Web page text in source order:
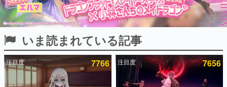
ピックアップ
電ファミのいま読まれている記事ランキング
いま読まれている記事
注目度 7766 注目度 7656